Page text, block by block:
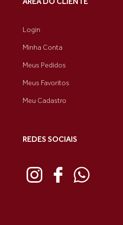
Login
Minha Conta
Meus Pedidos
Meus Favoritos
Meu Cadastro
REDES SOCIAIS